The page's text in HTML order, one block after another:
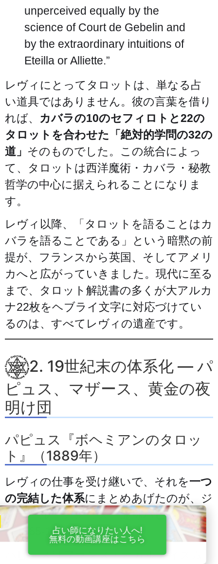
unperceived equally by the
science of Court de Gebelin and
by the extraordinary intuitions of
Eteilla or Alliette.”
レヴィにとってタロットは、単なる占
い道具ではありません。彼の言葉を借り
れば、
カバラの10のセフィロトと22の
タロットを合わせた「絶対的学問の32の
道」 そのものでした。この統合によっ
て、タロットは西洋魔術・カバラ・秘教
哲学の中心に据えられることになりま
す。
レヴィ以降、「タロットを語ることはカ
バラを語ることである」という暗黙の前
提が、フランスから英国、そしてアメリ
カへと広がっていきました。現代に至る
まで、タロット解説書の多くが大アルカ
ナ22枚をヘブライ文字に対応づけてい
るのは、すべてレヴィの遺産です。
2. 19世紀末の体系化 — パ
ピュス、マザース、黄金の夜
明け団
パピュス『ボヘミアンのタロッ
ト』（1889年）
レヴィの仕事を受け継いで、それを一つ
の完結した体系にまとめあげたのが、ジ
ェラール・アンコス、通称パピュス
（1865-1916）です。
パピュスはフランス・オカルティズム
占い師になりたい人へ!
無料の動画講座はこちら